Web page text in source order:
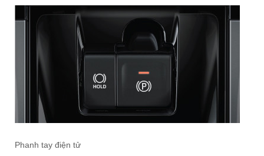
Phanh tay điện tử